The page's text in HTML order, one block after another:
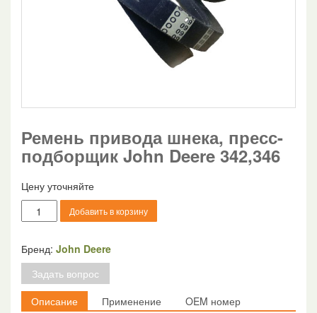
Ремень привода шнека, пресс-
подборщик John Deere 342,346
Цену уточняйте
Количество
товара
привода
шнека,
пресс-
подборщик
John
Добавить в корзину
Бренд: John Deere
Задать вопрос
Описание
Применение
OEM номер